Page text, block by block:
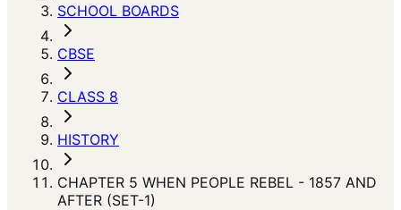
SCHOOL BOARDS
CBSE
CLASS 8
HISTORY
CHAPTER 5 WHEN PEOPLE REBEL - 1857 AND
AFTER (SET-1)